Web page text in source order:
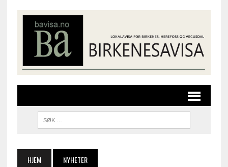
HJEM NYHETER